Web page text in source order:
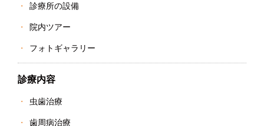
診療所の設備
院内ツアー
フォトギャラリー
診療内容
虫歯治療
歯周病治療